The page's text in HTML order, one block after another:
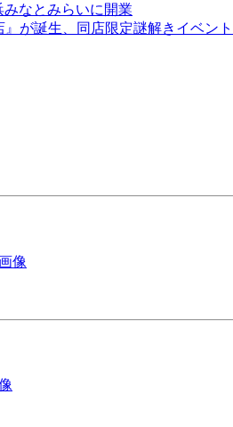
みなとみらいに開業
』が誕生、同店限定謎解きイベン